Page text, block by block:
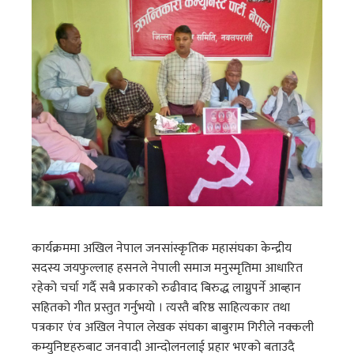
कार्यक्रममा अखिल नेपाल जनसांस्कृतिक महासंघका केन्द्रीय
सदस्य जयफुल्लाह हसनले नेपाली समाज मनुस्मृतिमा आधारित
रहेको चर्चा गर्दै सबै प्रकारको रुढीवाद बिरुद्ध लाग्नुपर्ने आब्हान
सहितको गीत प्रस्तुत गर्नुभयो । त्यस्तै बरिष्ठ साहित्यकार तथा
पत्रकार एंव अखिल नेपाल लेखक संघका बाबुराम गिरीले नक्कली
कम्युनिष्टहरुबाट जनवादी आन्दोलनलाई प्रहार भएको बताउदै